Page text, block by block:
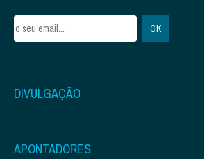
DIVULGAÇÃO
APONTADORES